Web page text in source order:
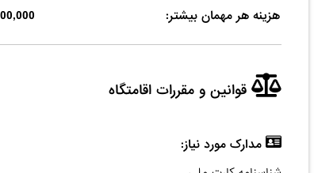
هزینه هر مهمان بیشتر: 500,000
قوانین و مقررات اقامتگاه
مدارک مورد نیاز: